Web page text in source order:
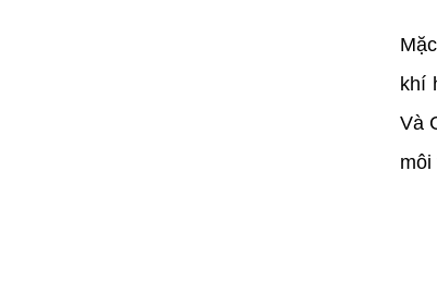
khí
Và